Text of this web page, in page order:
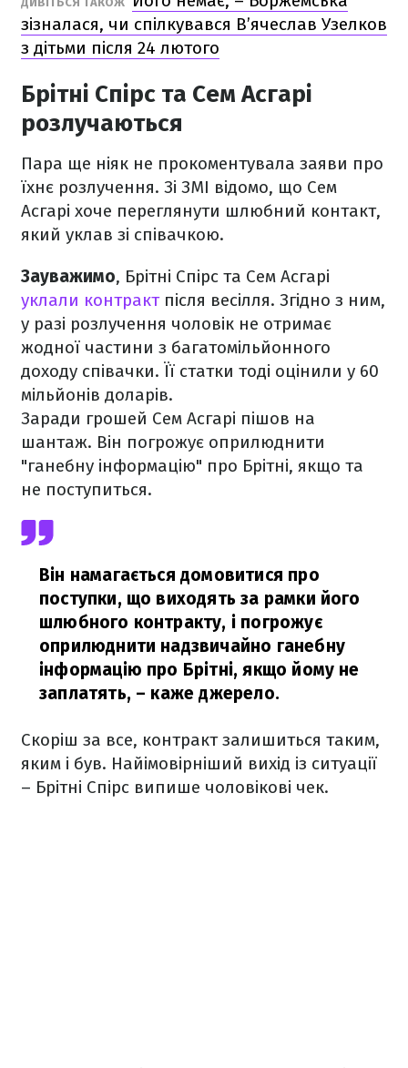
зізналася, чи спілкувався В’ячеслав Узелков
з дітьми після 24 лютого
Брітні Спірс та Сем Асгарі
розлучаються
Пара ще ніяк не прокоментувала заяви про
їхнє розлучення. Зі ЗМІ відомо, що Сем
Асгарі хоче переглянути шлюбний контакт,
який уклав зі співачкою.
Зауважимо, Брітні Спірс та Сем Асгарі
уклали контрактпісля весілля. Згідно з ним,
у разі розлучення чоловік не отримає
жодної частини з багатомільйонного
доходу співачки. Її статки тоді оцінили у 60
мільйонів доларів.
Заради грошей Сем Асгарі пішов на
шантаж. Він погрожує оприлюднити
"ганебну інформацію" про Брітні, якщо та
не поступиться.
Він намагається домовитися про
поступки, що виходять за рамки його
шлюбного контракту, і погрожує
оприлюднити надзвичайно ганебну
інформацію про Брітні, якщо йому не
заплатять, – каже джерело.
Скоріш за все, контракт залишиться таким,
яким і був. Найімовірніший вихід із ситуації
– Брітні Спірс випише чоловікові чек.